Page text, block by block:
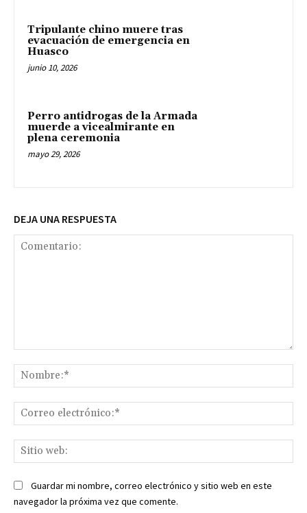
Tripulante chino muere tras
evacuación de emergencia en
Huasco
junio 10, 2026
Perro antidrogas de la Armada
muerde a vicealmirante en
plena ceremonia
mayo 29, 2026
DEJA UNA RESPUESTA
Guardar mi nombre, correo electrónico y sitio web en este
navegador la próxima vez que comente.